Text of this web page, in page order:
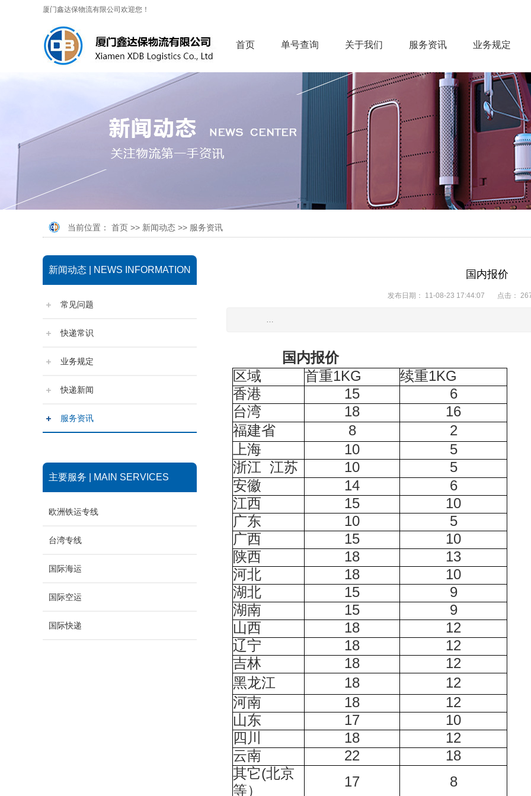
厦门鑫达保物流有限公司欢迎您！
首页 单号查询 关于我们 服务资讯 业务规定
当前位置： 首页 >> 新闻动态 >> 服务资讯
新闻动态 | NEWS INFORMATION
常见问题
快递常识
业务规定
快递新闻
服务资讯
主要服务 | MAIN SERVICES
欧洲铁运专线
台湾专线
国际海运
国际空运
国际快递
国内报价
发布日期： 11-08-23 17:44:07 点击：
…
国内报价
区域
首重1KG
续重1KG
香港
15
6
台湾
18
16
福建省
8
2
上海
10
5
浙江 江苏 10
5
安徽
14
6
江西
15
10
广东
10
5
广西
15
10
陕西
18
13
河北
18
10
湖北
15
9
湖南
15
9
山西
18
12
辽宁
18
12
吉林
18
12
黑龙江
18
12
河南
18
12
山东
17
10
四川
18
12
云南
22
18
其它(北京
等）
17 8